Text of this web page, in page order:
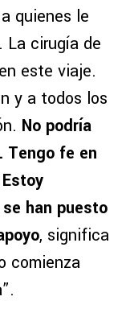
quienes le
La cirugía de
este viaje.
y a todos los
No podría
Tengo fe en
han puesto
, significa
comienza